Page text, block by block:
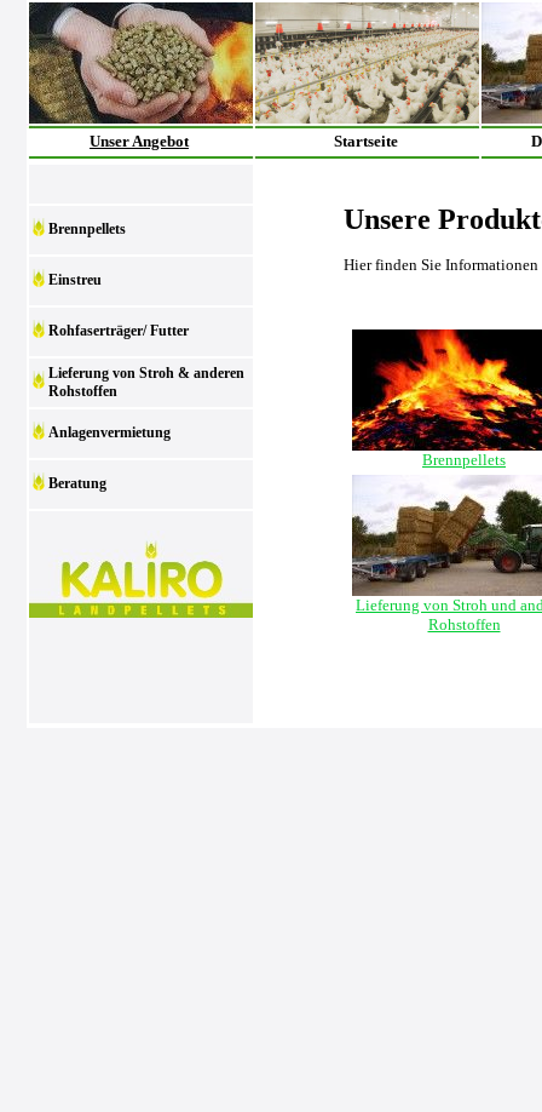
Unser Angebot Startseite
Brennpellets
Einstreu
Rohfaserträger/ Futter
Lieferung von Stroh & anderen
Rohstoffen
Anlagenvermietung
Beratung
Unsere
Hier finden Sie Informationen
Brennpellets
Lieferung von Stroh und
Rohstoffen